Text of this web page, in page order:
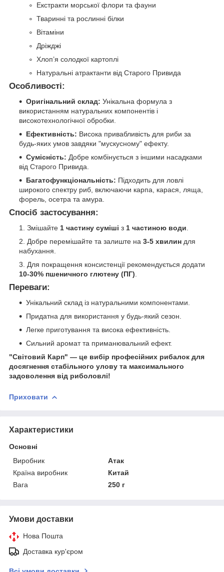
Екстракти морської флори та фауни
Тваринні та рослинні білки
Вітаміни
Дріжджі
Хлоп’я солодкої картоплі
Натуральні атрактанти від Старого Привида
Особливості:
Оригінальний склад: Унікальна формула з
використанням натуральних компонентів і
високотехнологічної обробки.
Ефективність: Висока привабливість для риби за
будь-яких умов завдяки "мускусному" ефекту.
Сумісність: Добре комбінується з іншими насадками
від Старого Привида.
Багатофункціональність: Підходить для ловлі
широкого спектру риб, включаючи карпа, карася, ляща,
форель, осетра та амура.
Спосіб застосування:
Змішайте 1 частину суміші з 1 частиною води
Добре перемішайте та залиште на 3-5 хвилин для
набухання.
Для покращення консистенції рекомендується додати
10-30% пшеничного глютену (ПГ)
Переваги:
Унікальний склад із натуральними компонентами.
Придатна для використання у будь-який сезон.
Легке приготування та висока ефективність.
Сильний аромат та приманювальний ефект.
"Світовий Карп" — це вибір професійних рибалок для
досягнення стабільного улову та максимального
задоволення від риболовлі!
Приховати
Характеристики
Основні
Виробник
Атак
Країна виробник
Китай
Вага
250 г
Умови доставки
Нова Пошта
Доставка кур'єром